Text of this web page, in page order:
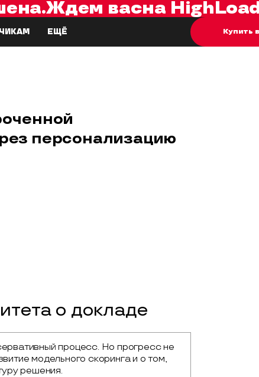
Ждем васна
ЕЩЁ Купить
персонализацию
о докладе
процесс. Но прогресс не
модельного скоринга и о том,
решения.